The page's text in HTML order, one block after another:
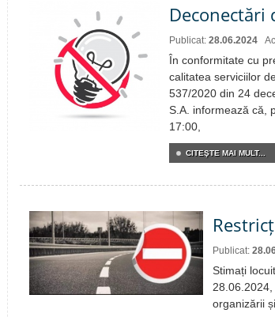
Deconectări
Publicat: 28.06.2024
În conformitate cu
calitatea serviciilor
537/2020 din 24
S.A. informează că,
17:00,
CITEŞTE MAI MULT...
Publicat:
Stimați
organizării